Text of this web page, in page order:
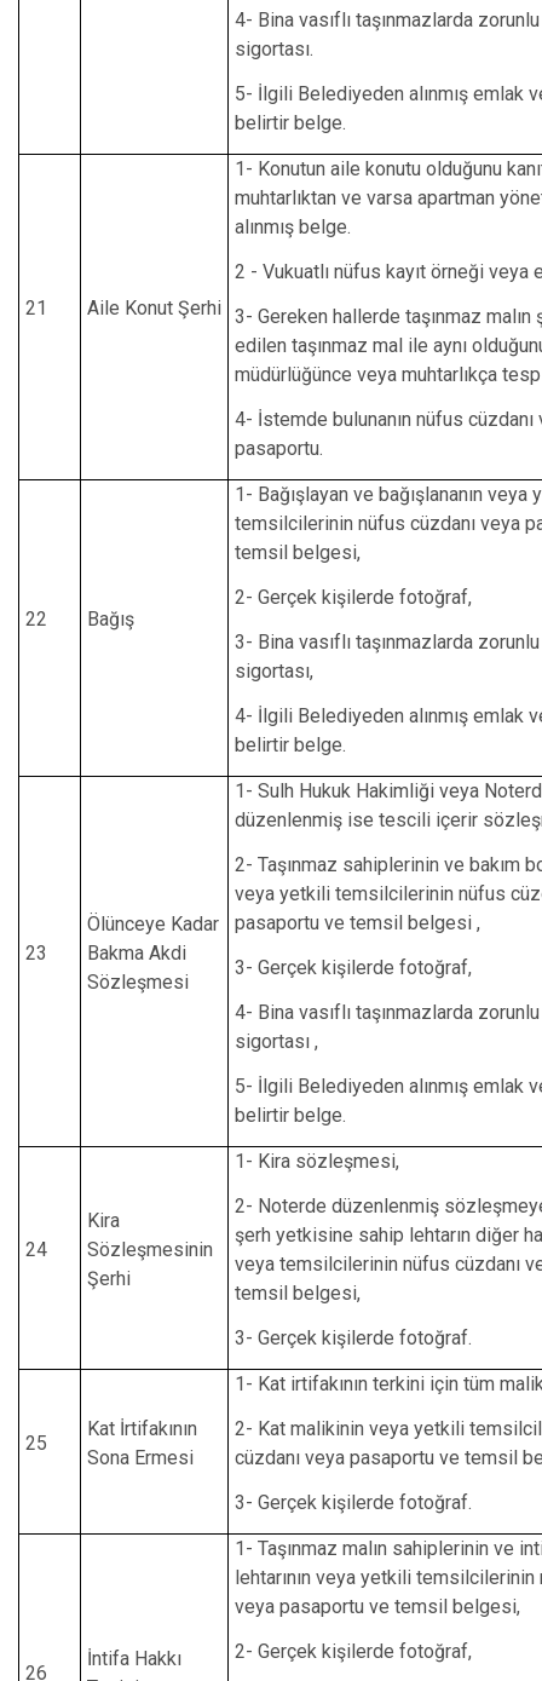
4- Bina vasıflı taşınmazlarda
sigortası.
5- İlgili Belediyeden alınmış emlak
belirtir belge.
21 Aile Konut Şerhi
1- Konutun aile konutu olduğunu
muhtarlıktan ve varsa apartman
alınmış belge.
2 - Vukuatlı nüfus kayıt örneği veya
3- Gereken hallerde taşınmaz malın
edilen taşınmaz mal ile aynı
müdürlüğünce veya muhtarlıkça
4- İstemde bulunanın nüfus cüzdanı
pasaportu.
22 Bağış
1- Bağışlayan ve bağışlananın veya
temsilcilerinin nüfus cüzdanı veya
temsil belgesi,
2- Gerçek kişilerde fotoğraf,
3- Bina vasıflı taşınmazlarda
sigortası,
4- İlgili Belediyeden alınmış emlak
belirtir belge.
23
Ölünceye Kadar
Bakma Akdi
Sözleşmesi
1- Sulh Hukuk Hakimliği veya
düzenlenmiş ise tescili içerir
2- Taşınmaz sahiplerinin ve bakım
veya yetkili temsilcilerinin nüfus
pasaportu ve temsil belgesi ,
3- Gerçek kişilerde fotoğraf,
4- Bina vasıflı taşınmazlarda
sigortası ,
5- İlgili Belediyeden alınmış emlak
belirtir belge.
24
Kira
Sözleşmesinin
Şerhi
1- Kira sözleşmesi,
2- Noterde düzenlenmiş
şerh yetkisine sahip lehtarın diğer
veya temsilcilerinin nüfus cüzdanı
temsil belgesi,
3- Gerçek kişilerde fotoğraf.
25
Kat İrtifakının
Sona Ermesi
1- Kat irtifakının terkini için tüm
2- Kat malikinin veya yetkili
cüzdanı veya pasaportu ve temsil
3- Gerçek kişilerde fotoğraf.
26
İntifa Hakkı
1- Taşınmaz malın sahiplerinin ve
lehtarının veya yetkili temsilcilerinin
veya pasaportu ve temsil belgesi,
2- Gerçek kişilerde fotoğraf,